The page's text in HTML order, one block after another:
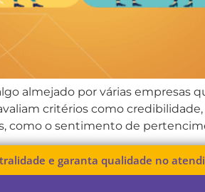
almejado por várias empresas
critérios como
como o sentimento de
e garanta qualidade no